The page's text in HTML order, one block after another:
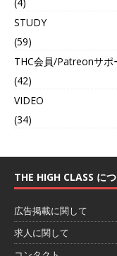
STUDY
(59)
THC会員/Patreonサポ
(42)
VIDEO
(34)
THE HIGH CLASS に
広告掲載に関して
求人に関して